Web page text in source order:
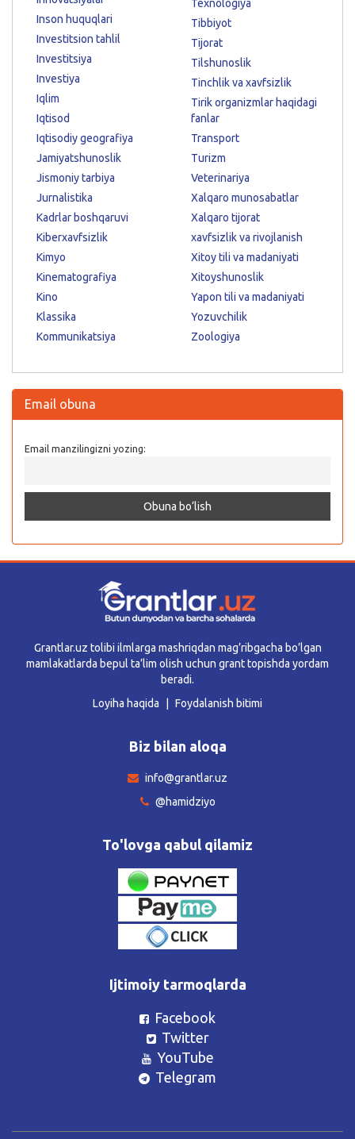
Inson huquqlari
Investitsion tahlil
Investitsiya
Investiya
Iqlim
Iqtisod
Iqtisodiy geografiya
Jamiyatshunoslik
Jismoniy tarbiya
Jurnalistika
Kadrlar boshqaruvi
Kiberxavfsizlik
Kimyo
Kinematografiya
Kino
Klassika
Kommunikatsiya
Texnologiya
Tibbiyot
Tijorat
Tilshunoslik
Tinchlik va xavfsizlik
Tirik organizmlar haqidagi
fanlar
Transport
Turizm
Veterinariya
Xalqaro munosabatlar
Xalqaro tijorat
xavfsizlik va rivojlanish
Xitoy tili va madaniyati
Xitoyshunoslik
Yapon tili va madaniyati
Yozuvchilik
Zoologiya
Email obuna
Email manzilingizni yozing:
Grantlar.uz tolibi ilmlarga mashriqdan mag’ribgacha bo’lgan
mamlakatlarda bepul ta’lim olish uchun grant topishda yordam
beradi.
Loyiha haqida
Foydalanish bitimi
Biz bilan aloqa
info@grantlar.uz
@hamidziyo
To'lovga qabul qilamiz
Ijtimoiy tarmoqlarda
Facebook
Twitter
YouTube
Telegram